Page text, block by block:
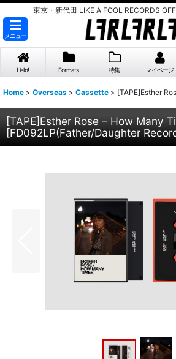
東京・新代田 LIKE A FOOL RECORDS
メニュー
Hello! Formats 特集 マイページ
Home > Overseas > Cassette > [TAPE]Esther
[TAPE]Esther Rose ‎– How Many
[FD092LP(Father/Daughter